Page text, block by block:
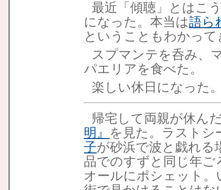
最近「傾聴」とはこ
になった。本当は語ら
ということもわかって
スプマンテを呑み、
パエリアを食べた。
楽しい休日になった
帰宅して両親が休ん
明』
を見た。ラストシ
子が砂浜で波と戯れる
品でのすずと同じ年
オールにポシェット